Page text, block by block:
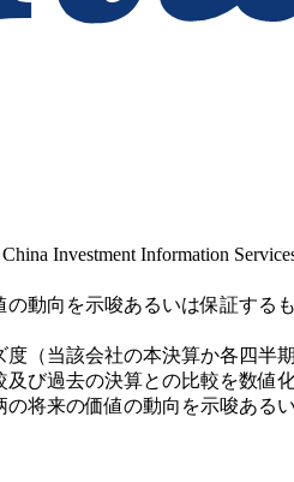
Investment Information
動向を示唆あるいは保証する
（当該会社の本決算か各四半
び過去の決算との比較を数値
将来の価値の動向を示唆ある